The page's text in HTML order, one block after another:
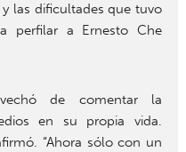
las dificultades que tuvo
perfilar a Ernesto Che
de comentar la
en su propia vida.
“Ahora sólo con un